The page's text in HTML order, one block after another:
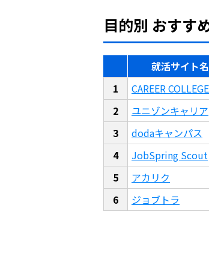
目的別 おすす
就活サイト名
CAREER COLLEGE
ユニゾンキャリア
dodaキャンパス
JobSpring Scout
アカリク
ジョブトラ